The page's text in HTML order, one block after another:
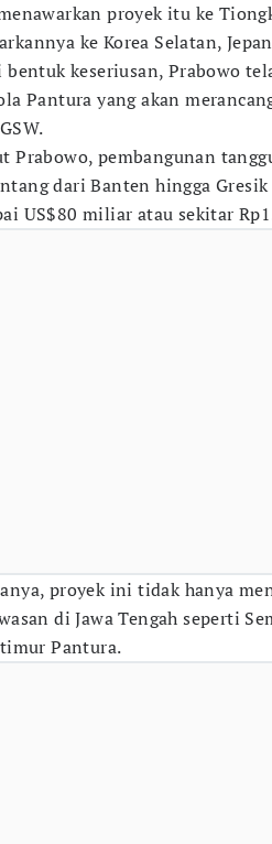
proyek itu ke
ke Korea Selatan,
bentuk keseriusan, Prabowo
Pantura yang akan
Prabowo, pembangunan
dari Banten hingga
US$80 miliar atau sekitar
proyek ini tidak hanya
di Jawa Tengah seperti
Pantura.